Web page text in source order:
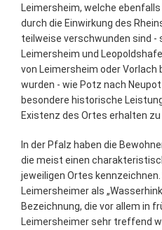
Leimersheim, welche
durch die Einwirkung des
teilweise verschwunden sind -
Leimersheim und
von Leimersheim oder Vorlach
wurden - wie Potz nach
besondere historische
Existenz des Ortes erhalten zu
In der Pfalz haben die
die meist einen
jeweiligen Ortes kennzeichnen.
Leimersheimer als
Bezeichnung, die vor allem in
Leimersheimer sehr treffend